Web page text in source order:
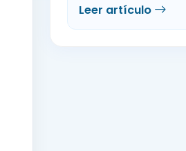
Leer artículo